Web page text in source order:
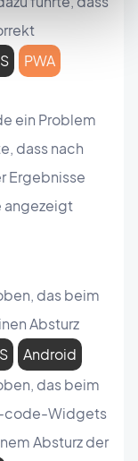
PWA
ein Problem
dass nach
Ergebnisse
angezeigt
das beim
Absturz
Android
das beim
code-Widgets
Absturz der